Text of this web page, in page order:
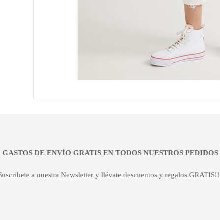
GASTOS DE ENVÍO GRATIS EN TODOS NUESTROS
a nuestra Newsletter y llévate descuentos y regalos